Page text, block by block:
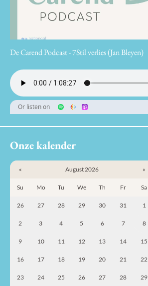
De Carend Podcast - 7Stil verlies (Jan Bleyen)
Or listen on
Onze kalender
« August 2026 »
Su Mo Tu We Th Fr Sa
26 27 28 29 30 31 1
2 3 4 5 6 7 8
9 10 11 12 13 14 15
16 17 18 19 20 21 22
23 24 25 26 27 28 29